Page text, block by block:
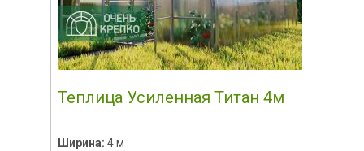
Теплица Усиленная Титан 4м
Ширина: 4 м